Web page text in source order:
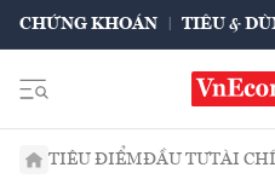
CHỨNG KHOÁN TIÊU &
TIÊU ĐIỂMĐẦU TƯTÀI